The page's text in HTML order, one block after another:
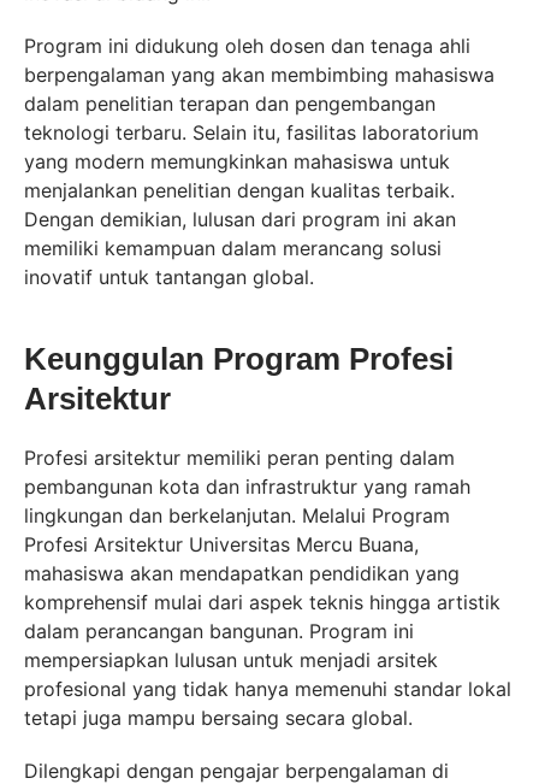
Program ini didukung oleh dosen dan tenaga ahli
berpengalaman yang akan membimbing mahasiswa
dalam penelitian terapan dan pengembangan
teknologi terbaru. Selain itu, fasilitas laboratorium
yang modern memungkinkan mahasiswa untuk
menjalankan penelitian dengan kualitas terbaik.
Dengan demikian, lulusan dari program ini akan
memiliki kemampuan dalam merancang solusi
inovatif untuk tantangan global.
Keunggulan Program Profesi
Arsitektur
Profesi arsitektur memiliki peran penting dalam
pembangunan kota dan infrastruktur yang ramah
lingkungan dan berkelanjutan. Melalui Program
Profesi Arsitektur Universitas Mercu Buana,
mahasiswa akan mendapatkan pendidikan yang
komprehensif mulai dari aspek teknis hingga artistik
dalam perancangan bangunan. Program ini
mempersiapkan lulusan untuk menjadi arsitek
profesional yang tidak hanya memenuhi standar lokal
tetapi juga mampu bersaing secara global.
Dilengkapi dengan pengajar berpengalaman di